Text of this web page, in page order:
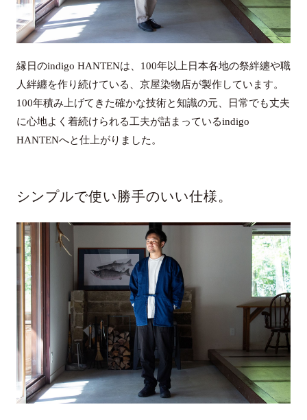
縁日のindigo HANTENは、100年以上日本各地の祭絆纏や職
人絆纏を作り続けている、京屋染物店が製作しています。
100年積み上げてきた確かな技術と知識の元、日常でも丈夫
に心地よく着続けられる工夫が詰まっているindigo
HANTENへと仕上がりました。
シンプルで使い勝手のいい仕様。